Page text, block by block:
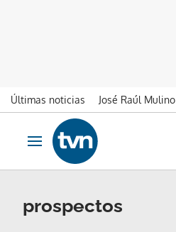
Últimas noticias José Raúl Mulino
Ir al contenido
Obrir navegació
prospectos